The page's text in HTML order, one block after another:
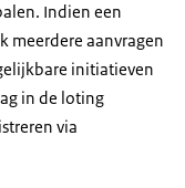
Indien een
meerdere aanvragen
initiatieven
in de loting
via